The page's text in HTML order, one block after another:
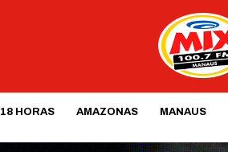
18 HORAS AMAZONAS MANAUS